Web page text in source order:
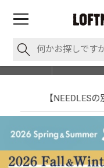
【NEEDLES